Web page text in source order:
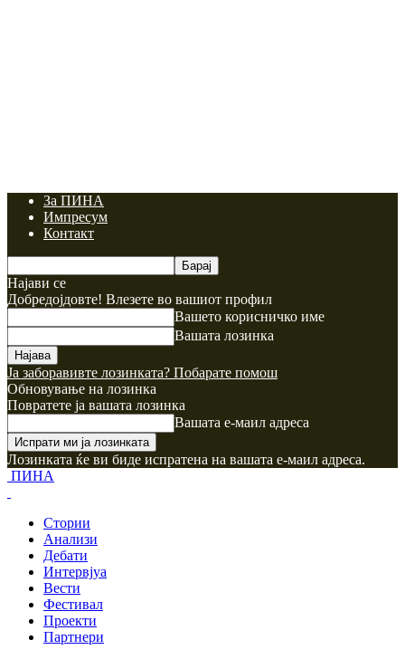
За ПИНА
Импресум
Контакт
Најави се
Добредојдовте! Влезете во вашиот профил
Вашето корисничко име
Вашата лозинка
Ја заборавивте лозинката? Побарате помош
Обновување на лозинка
Повратете ја вашата лозинка
Вашата е-маил адреса
Лозинката ќе ви биде испратена на вашата е-маил адреса.
ПИНА
Стории
Анализи
Дебати
Интервјуа
Вести
Фестивал
Проекти
Партнери